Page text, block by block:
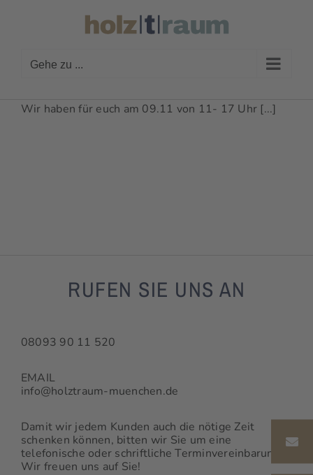
Gehe zu ...
Wir haben für euch am 09.11 von 11- 17 Uhr [...]
RUFEN SIE UNS AN
08093 90 11 520
EMAIL
info@holztraum-muenchen.de
Damit wir jedem Kunden auch die nötige Zeit
schenken können, bitten wir Sie um eine
telefonische oder schriftliche Terminvereinbarung.
Wir freuen uns auf Sie!